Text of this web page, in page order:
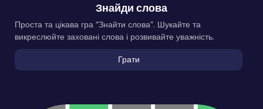
Знайди слова
Проста та цікава гра “Знайти слова”. Шукайте та
викреслюйте заховані слова і розвивайте уважність.
Грати